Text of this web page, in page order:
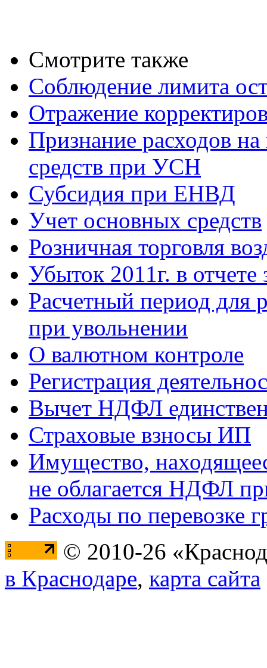
Смотрите также
Соблюдение лимита
Отражение
Признание расходов
средств при УСН
Субсидия при ЕНВД
Учет основных средств
Розничная торговля
Убыток 2011г. в отчете
Расчетный период для
при увольнении
О валютном контроле
Регистрация
Вычет НДФЛ
Страховые взносы ИП
Имущество,
не облагается НДФЛ
Расходы по перевозке
© 2010-26
в Краснодаре, карта сайта